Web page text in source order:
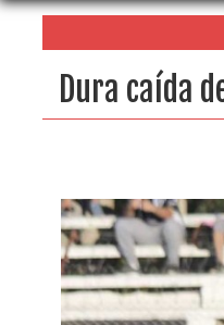
Dura caída